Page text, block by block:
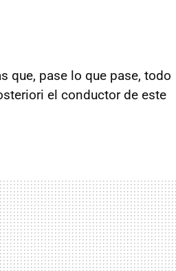
que, pase lo que pase, todo
el conductor de este